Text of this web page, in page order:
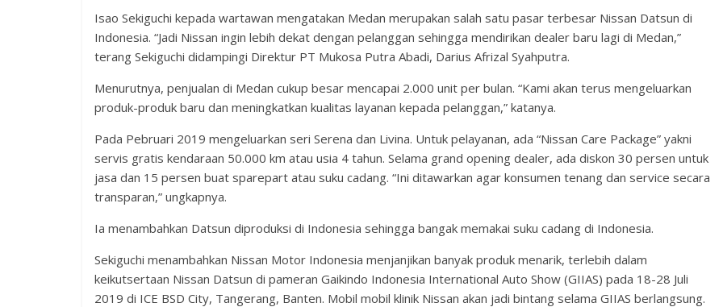
Isao Sekiguchi kepada wartawan mengatakan Medan merupakan salah satu pasar terbesar Nissan Datsun di
Indonesia. “Jadi Nissan ingin lebih dekat dengan pelanggan sehingga mendirikan dealer baru lagi di Medan,”
terang Sekiguchi didampingi Direktur PT Mukosa Putra Abadi, Darius Afrizal Syahputra.
Menurutnya, penjualan di Medan cukup besar mencapai 2.000 unit per bulan. “Kami akan terus mengeluarkan
produk-produk baru dan meningkatkan kualitas layanan kepada pelanggan,” katanya.
Pada Pebruari 2019 mengeluarkan seri Serena dan Livina. Untuk pelayanan, ada “Nissan Care Package” yakni
servis gratis kendaraan 50.000 km atau usia 4 tahun. Selama grand opening dealer, ada diskon 30 persen untuk
jasa dan 15 persen buat sparepart atau suku cadang. “Ini ditawarkan agar konsumen tenang dan service secara
transparan,” ungkapnya.
Ia menambahkan Datsun diproduksi di Indonesia sehingga bangak memakai suku cadang di Indonesia.
Sekiguchi menambahkan Nissan Motor Indonesia menjanjikan banyak produk menarik, terlebih dalam
keikutsertaan Nissan Datsun di pameran Gaikindo Indonesia International Auto Show (GIIAS) pada 18-28 Juli
2019 di ICE BSD City, Tangerang, Banten. Mobil mobil klinik Nissan akan jadi bintang selama GIIAS berlangsung.